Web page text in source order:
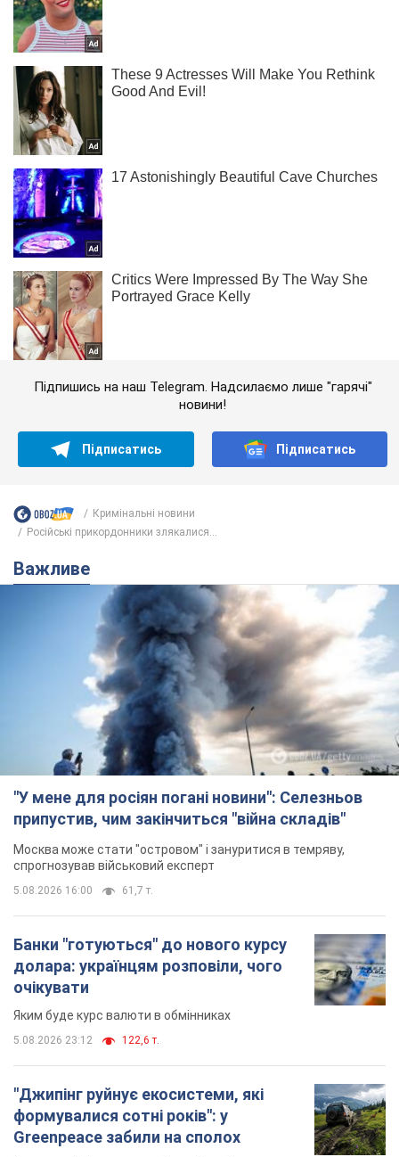
Підпишись на наш Telegram. Надсилаємо лише "гарячі"
новини!
Підписатись Підписатись
Кримінальні новини
Російські прикордонники злякалися...
Важливе
"У мене для росіян погані новини": Селезньов
припустив, чим закінчиться "війна складів"
Москва може стати "островом" і зануритися в темряву,
спрогнозував військовий експерт
5.08.2026 16:00 61,7 т.
Банки "готуються" до нового курсу
долара: українцям розповіли, чого
очікувати
Яким буде курс валюти в обмінниках
5.08.2026 23:12 122,6 т.
"Джипінг руйнує екосистеми, які
формувалися сотні років": у
Greenpeace забили на сполох